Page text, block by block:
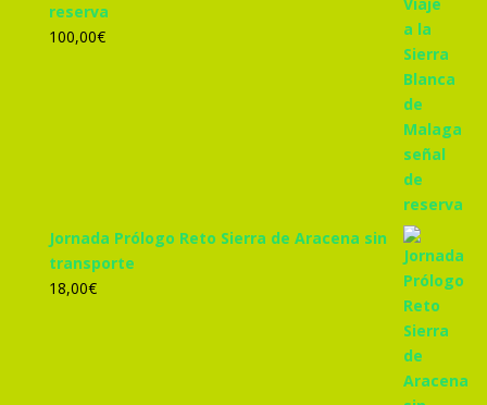
reserva
100,00€
Jornada Prólogo Reto Sierra de Aracena sin
transporte
18,00€